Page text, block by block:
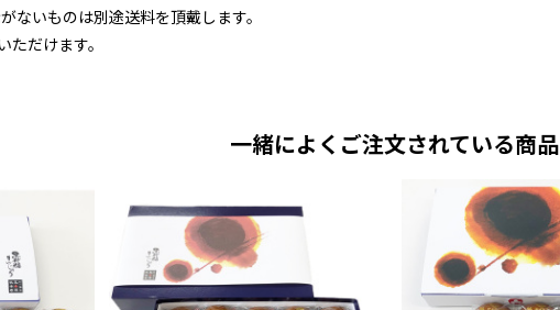
ないものは別途送料を頂戴します。
ただけます。
一緒によくご注文されている商品